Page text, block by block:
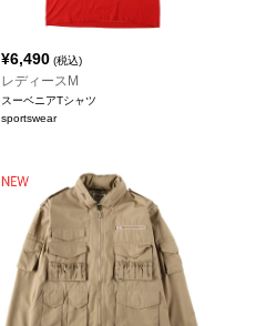
¥6,490 (税込)
レディースM
スーベニアTシャツ
sportswear